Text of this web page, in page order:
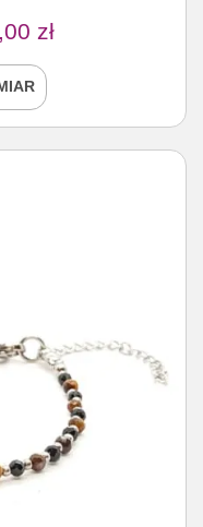
zł